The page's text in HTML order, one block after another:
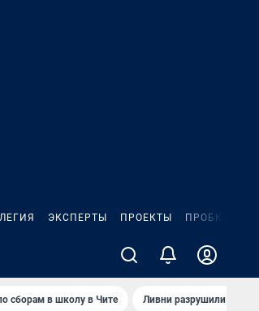
ЭКСПЕРТЫ ПРОЕКТЫ ПРОБКИ
сборам в школу в Чите Ливни разрушили